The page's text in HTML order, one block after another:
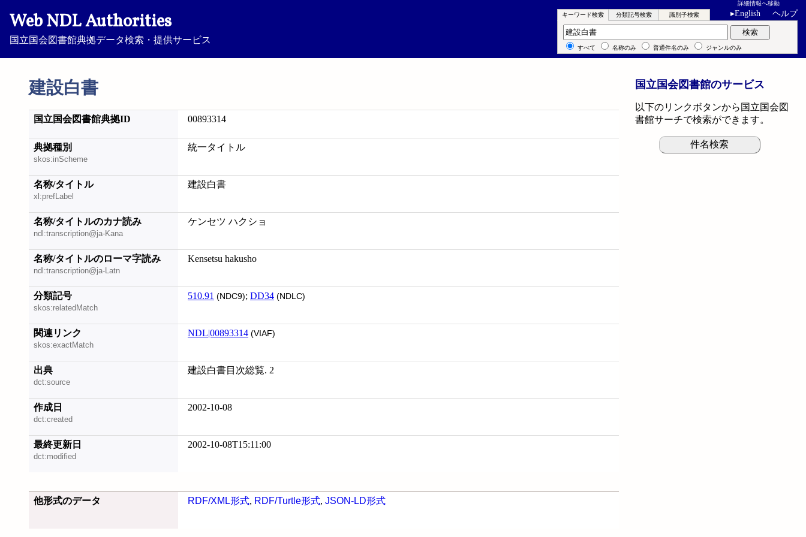
Web NDL Authorities
国立国会図書館典拠データ検索・提供サービス
詳細情報へ移動
▸English ヘルプ
建設白書
キーワード検索 分類記号検索 識別子検索
キーワード検索 検索
すべて 名称のみ 普通件名のみ ジャンルのみ
国立国会図書館典拠ID 00893314
典拠種別
skos:inScheme
統一タイトル
名称/タイトル
xl:prefLabel
建設白書
名称/タイトルのカナ読み
ndl:transcription@ja-Kana
ケンセツ ハクショ
名称/タイトルのローマ字読み
ndl:transcription@ja-Latn
Kensetsu hakusho
分類記号
skos:relatedMatch
510.91 (NDC9); DD34 (NDLC)
関連リンク
skos:exactMatch
NDL|00893314 (VIAF)
出典
dct:source
建設白書目次総覧. 2
作成日
dct:created
2002-10-08
最終更新日
dct:modified
2002-10-08T15:11:00
他形式のデータ RDF/XML形式, RDF/Turtle形式, JSON-LD形式
国立国会図書館のサービス
以下のリンクボタンから国立国会図
書館サーチで検索ができます。
件名検索